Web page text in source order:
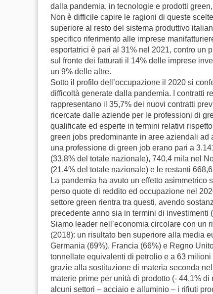
dalla pandemia, in tecnologie e prodotti
Non è difficile capire le ragioni di queste
superiore al resto del sistema produttivo
specifico riferimento alle imprese
esportatrici è pari al 31% nel 2021, contro un
sul fronte dei fatturati il 14% delle imprese
un 9% delle altre.
Sotto il profilo dell’occupazione il 2020 si
difficoltà generate dalla pandemia. I contratti
rappresentano il 35,7% dei nuovi contratti
ricercate dalle aziende per le professioni di
qualificate ed esperte in termini relativi
green jobs predominante in aree aziendali
una professione di green job erano pari a
(33,8% del totale nazionale), 740,4 mila nel
(21,4% del totale nazionale) e le restanti
La pandemia ha avuto un effetto asimmetrico
perso quote di reddito ed occupazione nel
settore green rientra tra questi, avendo
precedente anno sia in termini di
Siamo leader nell’economia circolare con un
(2018): un risultato ben superiore alla media
Germania (69%), Francia (66%) e Regno
tonnellate equivalenti di petrolio e a 63
grazie alla sostituzione di materia seconda
materie prime per unità di prodotto (- 44,1%
alcuni settori – acciaio e alluminio – i rifiuti